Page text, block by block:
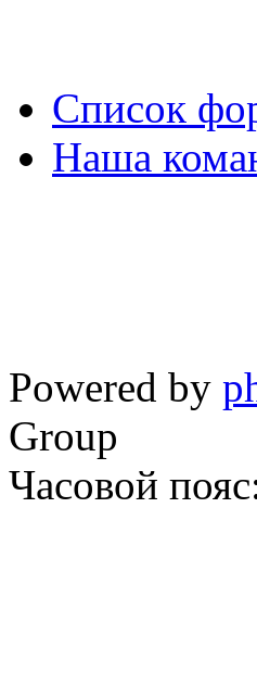
Список
Наша
Powered by
Group
Часовой